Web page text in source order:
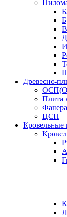
Древесно-
Плита
ЦСП
Кровельные